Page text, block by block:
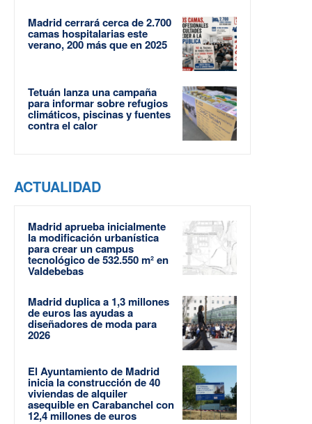
Madrid cerrará cerca de 2.700
camas hospitalarias este
verano, 200 más que en 2025
Tetuán lanza una campaña
para informar sobre refugios
climáticos, piscinas y fuentes
contra el calor
ACTUALIDAD
Madrid aprueba inicialmente
la modificación urbanística
para crear un campus
tecnológico de 532.550 m² en
Valdebebas
Madrid duplica a 1,3 millones
de euros las ayudas a
diseñadores de moda para
2026
El Ayuntamiento de Madrid
inicia la construcción de 40
viviendas de alquiler
asequible en Carabanchel con
12,4 millones de euros